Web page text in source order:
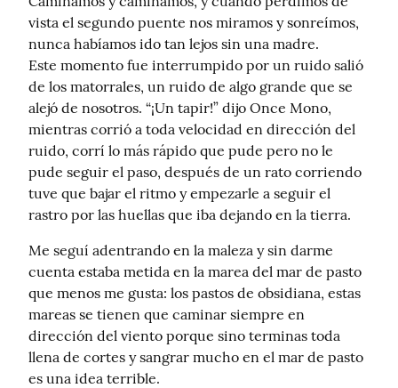
vista el segundo puente nos miramos y sonreímos,
nunca habíamos ido tan lejos sin una madre.
Este momento fue interrumpido por un ruido salió
de los matorrales, un ruido de algo grande que se
alejó de nosotros. “¡Un tapir!” dijo Once Mono,
mientras corrió a toda velocidad en dirección del
ruido, corrí lo más rápido que pude pero no le
pude seguir el paso, después de un rato corriendo
tuve que bajar el ritmo y empezarle a seguir el
rastro por las huellas que iba dejando en la tierra.
Me seguí adentrando en la maleza y sin darme
cuenta estaba metida en la marea del mar de pasto
que menos me gusta: los pastos de obsidiana, estas
mareas se tienen que caminar siempre en
dirección del viento porque sino terminas toda
llena de cortes y sangrar mucho en el mar de pasto
es una idea terrible.